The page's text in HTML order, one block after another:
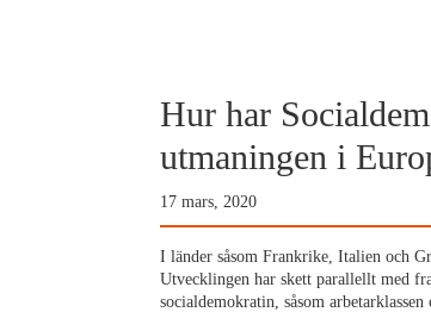
Hur har
utmaningen i
17 mars, 2020
I länder såsom Frankrike, Italien och
Utvecklingen har skett parallellt med
socialdemokratin, såsom